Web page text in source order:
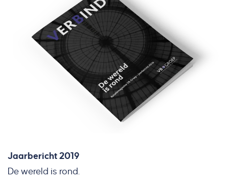
Jaarbericht 2019
De wereld is rond.